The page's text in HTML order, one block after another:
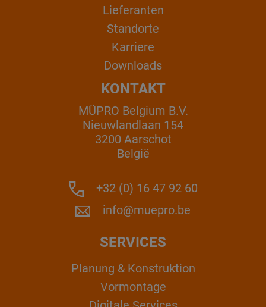
Lieferanten
Standorte
Karriere
Downloads
KONTAKT
MÜPRO Belgium B.V.
Nieuwlandlaan 154
3200 Aarschot
België
+32 (0) 16 47 92 60
info@muepro.be
SERVICES
Planung & Konstruktion
Vormontage